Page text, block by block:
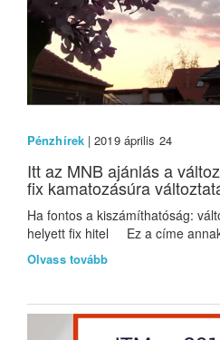
Pénzhírek| 2019 április 24
Itt az MNB ajánlás a
fix kamatozásúra
Ha fontos a kiszámíthatóság:
helyett fix hitel Ez a címe
Olvass tovább